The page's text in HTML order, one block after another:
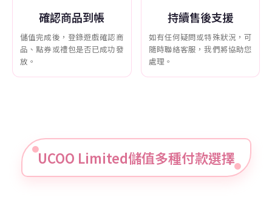
確認商品到帳
儲值完成後，登錄遊戲確認商
品、點券或禮包是否已成功發
放。
持續售後支援
如有任何疑問或特殊狀況，可
隨時聯絡客服，我們將協助您
處理。
UCOO Limited儲值多種付款選擇